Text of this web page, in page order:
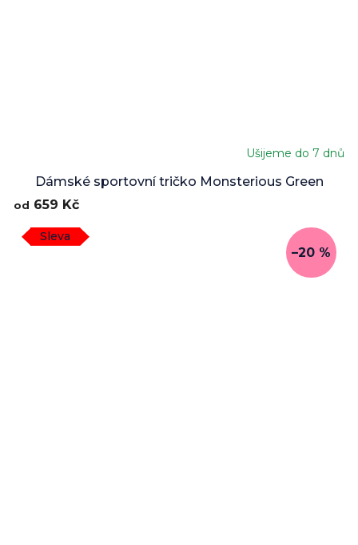
Dámské sportovní tričko Monsterious Green
Ušijeme do 7 dnů
od 659 Kč
Sleva
–20 %